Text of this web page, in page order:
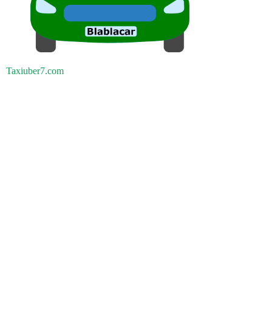
Taxiuber7.com